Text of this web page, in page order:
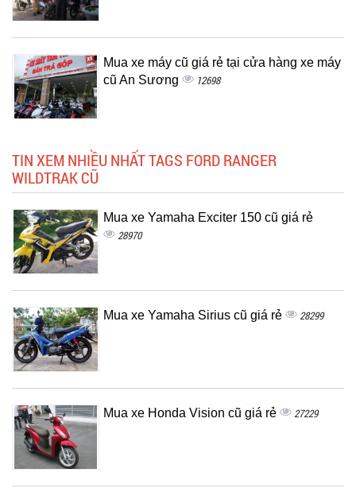
Mua xe máy cũ giá rẻ tại cửa hàng xe máy
cũ An Sương
12698
TIN XEM NHIỀU NHẤT TAGS FORD RANGER
WILDTRAK CŨ
Mua xe Yamaha Exciter 150 cũ giá rẻ
28970
Mua xe Yamaha Sirius cũ giá rẻ 28299
Mua xe Honda Vision cũ giá rẻ 27229